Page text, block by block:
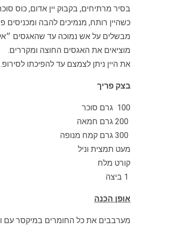
בסיר מרתיחים, בקבוק יין אדום, כוס סוכר, 1 ליטר מים, שני מקלות קינמון, כפית מחית
כשהיין רותח, מנמיכים להבה ומכניסים
מבשלים על אש נמוכה עד שהאגסים
מוציאים את האגסים החוצה ומקררים.
את היין ניתן לצמצם עד להפיכתו לסירופ.
בצק פריך
100 גרם סוכר
מעט תמצית וניל
קורט מלח
אופן הכנה
מערבבים את כל החומרים במיקסר עם וו